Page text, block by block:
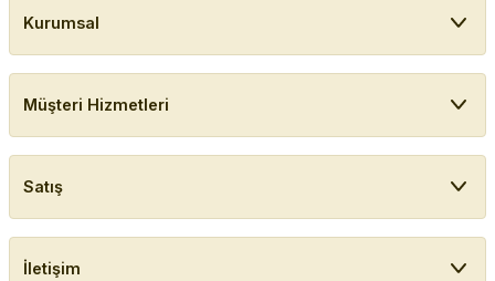
Kurumsal
Müşteri Hizmetleri
Satış
İletişim